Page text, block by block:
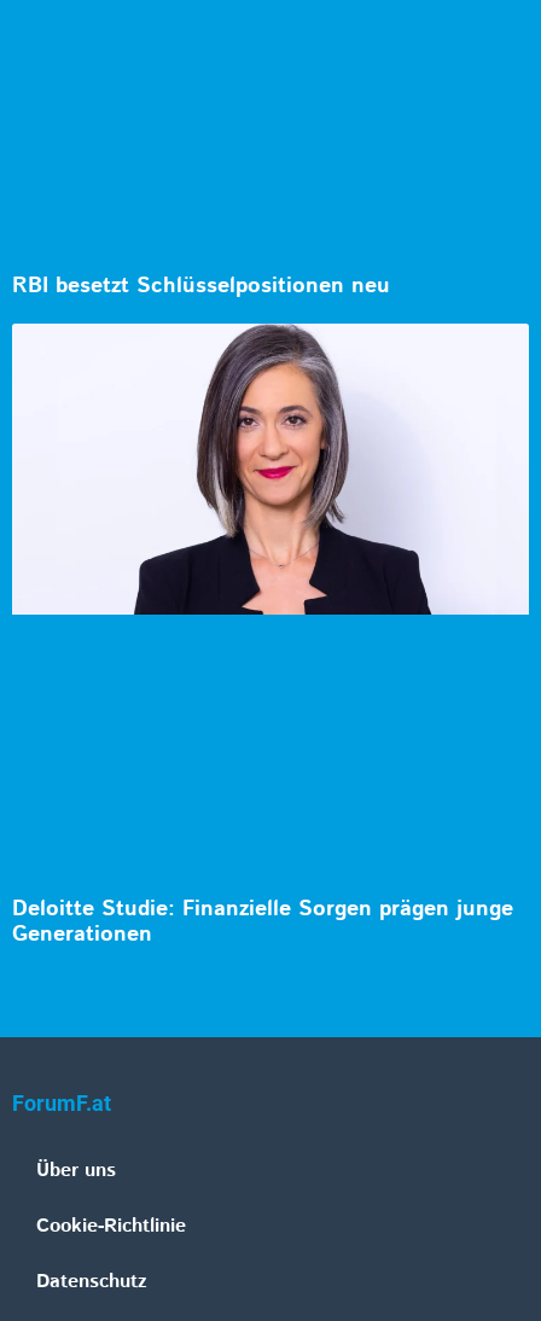
RBI besetzt Schlüsselpositionen neu
Deloitte Studie: Finanzielle Sorgen prägen junge
Generationen
ForumF.at
Über uns
Cookie-Richtlinie
Datenschutz